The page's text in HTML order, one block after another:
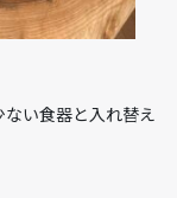
い食器と入れ替え